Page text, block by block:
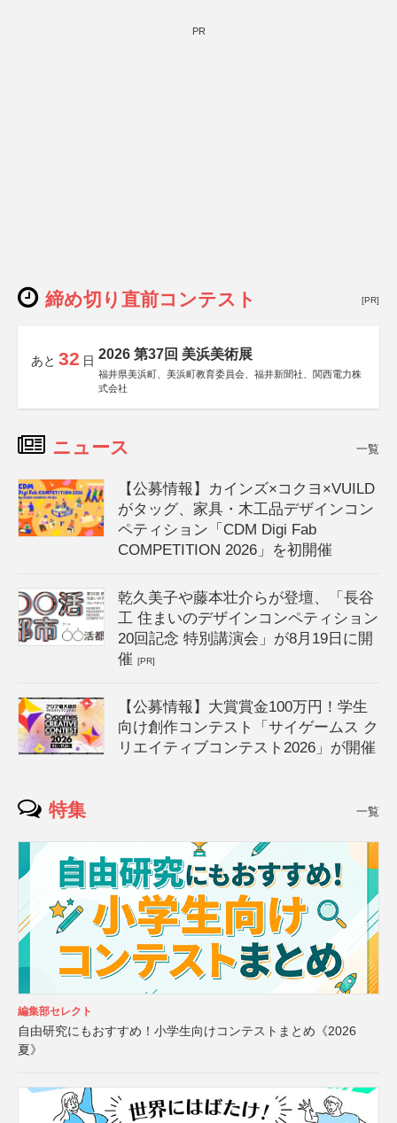
PR
締め切り直前コンテスト [PR]
あと 32 日 2026 第37回 美浜美術展
福井県美浜町、美浜町教育委員会、福井新聞社、関西電力株
式会社
ニュース 一覧
【公募情報】カインズ×コクヨ×VUILD
がタッグ、家具・木工品デザインコン
ペティション「CDM Digi Fab
COMPETITION 2026」を初開催
乾久美子や藤本壮介らが登壇、「長谷
工 住まいのデザインコンペティション
20回記念 特別講演会」が8月19日に開
催[PR]
【公募情報】大賞賞金100万円！学生
向け創作コンテスト「サイゲームス ク
リエイティブコンテスト2026」が開催
特集 一覧
編集部セレクト
自由研究にもおすすめ！小学生向けコンテストまとめ《2026
夏》